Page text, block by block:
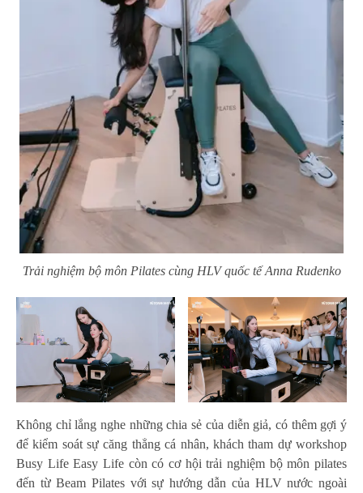
Trải nghiệm bộ môn Pilates cùng HLV quốc tế Anna Rudenko
Không chỉ lắng nghe những chia sẻ của diễn giả, có thêm gợi ý
để kiểm soát sự căng thẳng cá nhân, khách tham dự workshop
Busy Life Easy Life còn có cơ hội trải nghiệm bộ môn pilates
đến từ Beam Pilates với sự hướng dẫn của HLV nước ngoài